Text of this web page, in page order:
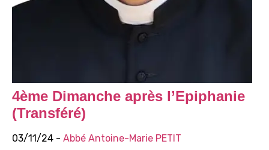
4ème Dimanche après l’Epiphanie
(Transféré)
03/11/24 - Abbé Antoine-Marie PETIT